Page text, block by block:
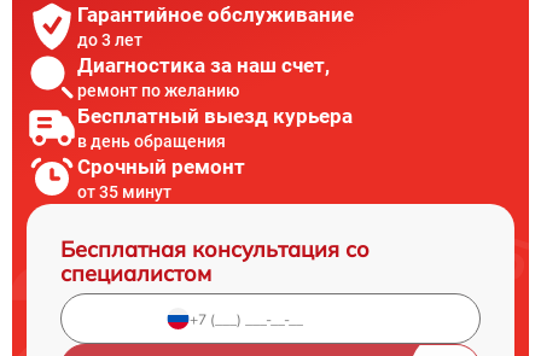
Гарантийное обслуживание
до 3 лет
Диагностика за наш счет,
ремонт по желанию
Бесплатный выезд курьера
в день обращения
Срочный ремонт
от 35 минут
Бесплатная консультация со
специалистом